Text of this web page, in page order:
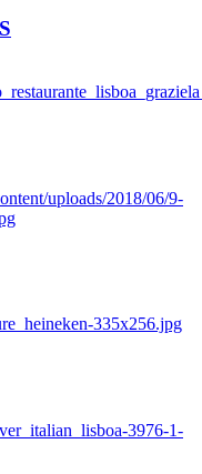
uploads/2018/06/9-
335x256.jpg
3976-1-